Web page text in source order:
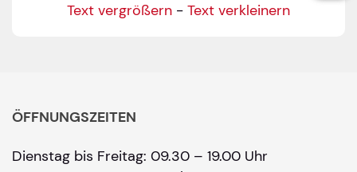
Text vergrößern - Text verkleinern
ÖFFNUNGSZEITEN
Dienstag bis Freitag: 09.30 – 19.00 Uhr